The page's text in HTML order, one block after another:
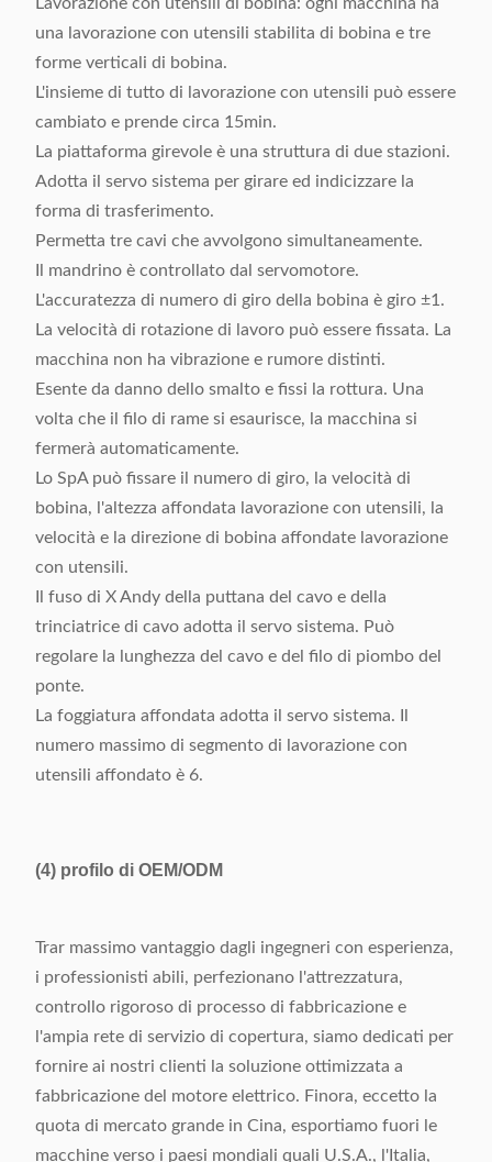
una lavorazione con utensili stabilita di bobina e tre
forme verticali di bobina.
L'insieme di tutto di lavorazione con utensili può essere
cambiato e prende circa 15min.
La piattaforma girevole è una struttura di due stazioni.
Adotta il servo sistema per girare ed indicizzare la
forma di trasferimento.
Permetta tre cavi che avvolgono simultaneamente.
Il mandrino è controllato dal servomotore.
L'accuratezza di numero di giro della bobina è giro ±1.
La velocità di rotazione di lavoro può essere fissata. La
macchina non ha vibrazione e rumore distinti.
Esente da danno dello smalto e fissi la rottura. Una
volta che il filo di rame si esaurisce, la macchina si
fermerà automaticamente.
Lo SpA può fissare il numero di giro, la velocità di
bobina, l'altezza affondata lavorazione con utensili, la
velocità e la direzione di bobina affondate lavorazione
con utensili.
Il fuso di X Andy della puttana del cavo e della
trinciatrice di cavo adotta il servo sistema. Può
regolare la lunghezza del cavo e del filo di piombo del
ponte.
La foggiatura affondata adotta il servo sistema. Il
numero massimo di segmento di lavorazione con
utensili affondato è 6.
(4) profilo di OEM/ODM
Trar massimo vantaggio dagli ingegneri con esperienza,
i professionisti abili, perfezionano l'attrezzatura,
controllo rigoroso di processo di fabbricazione e
l'ampia rete di servizio di copertura, siamo dedicati per
fornire ai nostri clienti la soluzione ottimizzata a
fabbricazione del motore elettrico. Finora, eccetto la
quota di mercato grande in Cina, esportiamo fuori le
macchine verso i paesi mondiali quali U.S.A., l'Italia,